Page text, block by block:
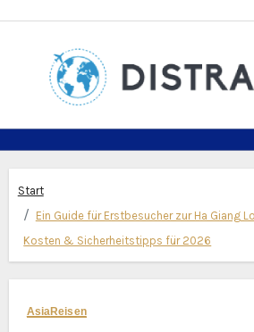
springen
Start
Ein Guide für Erstbesucher zur Ha Giang
Kosten & Sicherheitstipps für 2026
AsiaReisen